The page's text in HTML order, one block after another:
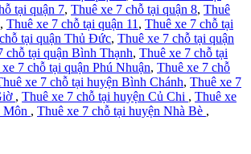
tại quận 7, Thuê xe 7 chỗ tại quận 8, Thuê
, Thuê xe 7 chỗ tại quận 11 , Thuê xe 7 chỗ tại
tại quận Thủ Đức, Thuê xe 7 chỗ tại quận
chỗ tại quận Bình Thạnh, Thuê xe 7 chỗ tại
7 chỗ tại quận Phú Nhuận, Thuê xe 7 chỗ
xe 7 chỗ tại huyện Bình Chánh, Thuê xe 7
, Thuê xe 7 chỗ tại huyện Củ Chi , Thuê xe
Môn , Thuê xe 7 chỗ tại huyện Nhà Bè ,